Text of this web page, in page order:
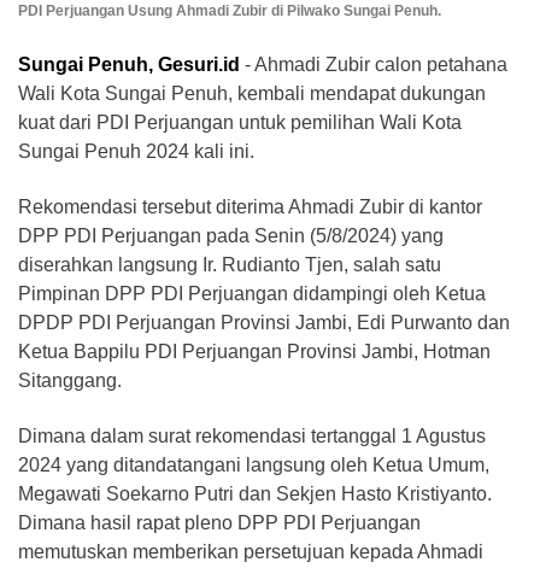
PDI Perjuangan Usung Ahmadi Zubir di Pilwako Sungai Penuh.
Sungai Penuh, Gesuri.id - Ahmadi Zubir calon petahana
Wali Kota Sungai Penuh, kembali mendapat dukungan
kuat dari PDI Perjuangan untuk pemilihan Wali Kota
Sungai Penuh 2024 kali ini.
Rekomendasi tersebut diterima Ahmadi Zubir di kantor
DPP PDI Perjuangan pada Senin (5/8/2024) yang
diserahkan langsung Ir. Rudianto Tjen, salah satu
Pimpinan DPP PDI Perjuangan didampingi oleh Ketua
DPDP PDI Perjuangan Provinsi Jambi, Edi Purwanto dan
Ketua Bappilu PDI Perjuangan Provinsi Jambi, Hotman
Sitanggang.
Dimana dalam surat rekomendasi tertanggal 1 Agustus
2024 yang ditandatangani langsung oleh Ketua Umum,
Megawati Soekarno Putri dan Sekjen Hasto Kristiyanto.
Dimana hasil rapat pleno DPP PDI Perjuangan
memutuskan memberikan persetujuan kepada Ahmadi